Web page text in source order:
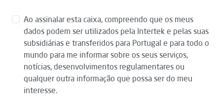
Ao assinalar esta caixa, compreendo que os meus
dados podem ser utilizados pela Intertek e pelas suas
subsidiárias e transferidos para Portugal e para todo o
mundo para me informar sobre os seus serviços,
notícias, desenvolvimentos regulamentares ou
qualquer outra informação que possa ser do meu
interesse.